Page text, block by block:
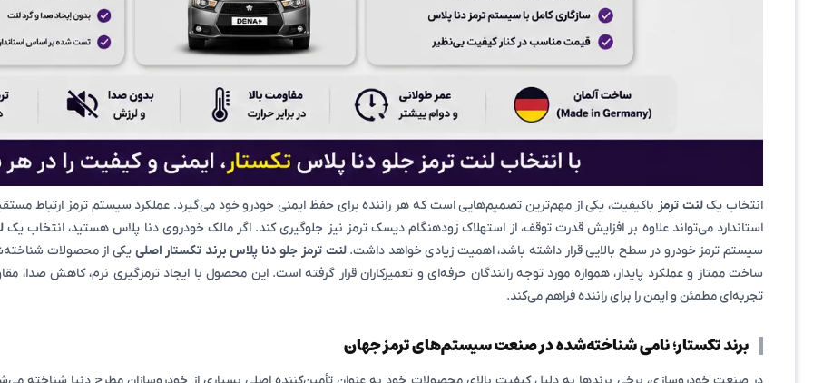
انتخاب یکلنت ترمز باکیفیت، یکی از مهم‌ترین تصمیم‌هایی است که هر راننده برای حفظ ایمنی خودرو خود می‌گیرد. عملکرد سیستم ترمز ارتباط
استاندارد می‌تواند علاوه بر افزایش قدرت توقف، از استهلاک زودهنگام دیسک ترمز نیز جلوگیری کند. اگر مالک خودروی دنا پلاس هستید، انتخاب یک
سیستم ترمز خودرو در سطح بالایی قرار داشته باشد، اهمیت زیادی خواهد داشت.لنت ترمز جلو دنا پلاس برند تکستار اصلی یکی از محصولات
ساخت ممتاز و عملکرد پایدار، همواره مورد توجه رانندگان حرفه‌ای و تعمیرکاران قرار گرفته است. این محصول با ایجاد ترمزگیری نرم، کاهش صدا،
تجربه‌ای مطمئن و ایمن را برای راننده فراهم می‌کند.
برند تکستار؛ نامی شناخته‌شده در صنعت سیستم‌های ترمز جهان